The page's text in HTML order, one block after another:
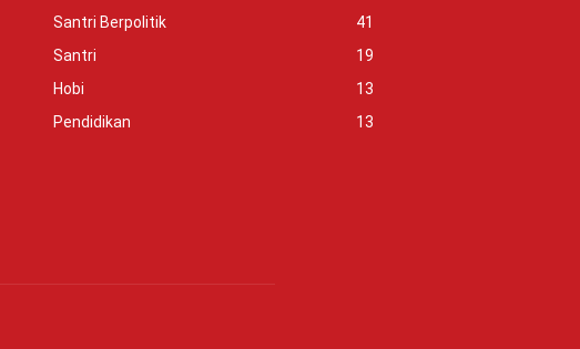
Santri Berpolitik
41
Santri
19
Hobi
13
Pendidikan
13